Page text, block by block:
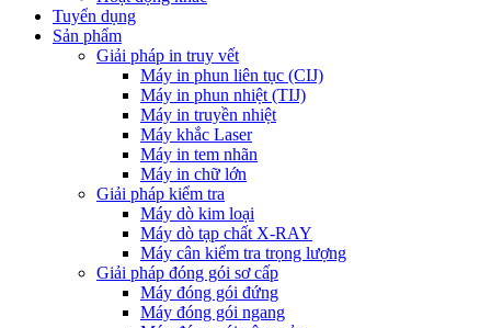
Tuyển dụng
Sản phẩm
Giải pháp in truy vết
Máy in phun liên tục (CIJ)
Máy in phun nhiệt (TIJ)
Máy in truyền nhiệt
Máy khắc Laser
Máy in tem nhãn
Máy in chữ lớn
Giải pháp kiểm tra
Máy dò kim loại
Máy dò tạp chất X-RAY
Máy cân kiểm tra trọng lượng
Giải pháp đóng gói sơ cấp
Máy đóng gói đứng
Máy đóng gói ngang